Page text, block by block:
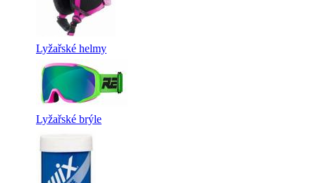
Lyžařské helmy
Lyžařské brýle